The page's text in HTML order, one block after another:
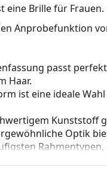
eine Brille für Frauen.
Anprobefunktion
passt
Haar.
ist eine ideale
Kunststoff
Optik
die
Dieser